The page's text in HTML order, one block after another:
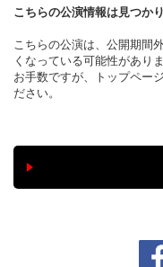
こちらの公演情報は見つか
こちらの公演は、公開期間
くなっている可能性がありま
お手数ですが、トップペー
ださい。